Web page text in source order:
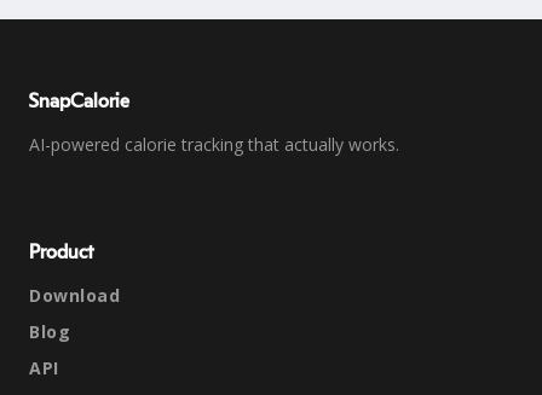
SnapCalorie
AI-powered calorie tracking that actually works.
Product
Download
Blog
API